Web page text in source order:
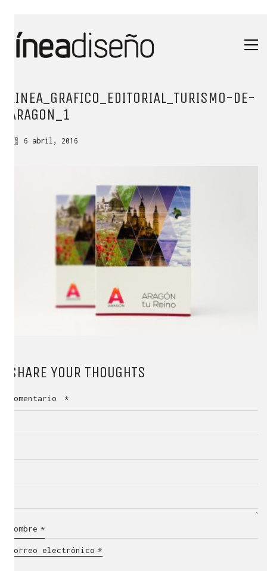
LINEA_GRAFICO_EDITORIAL_TURISMO-DE-
ARAGON_1
6 abril, 2016
SHARE YOUR THOUGHTS
Comentario *
Nombre *
Correo electrónico *